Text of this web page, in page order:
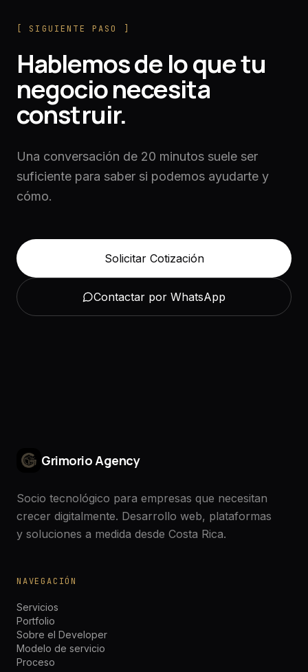
[ SIGUIENTE PASO ]
Hablemos de lo que tu
negocio necesita
construir.
Una conversación de 20 minutos suele ser
suficiente para saber si podemos ayudarte y
cómo.
Solicitar Cotización
Contactar por WhatsApp
Grimorio Agency
Socio tecnológico para empresas que necesitan
crecer digitalmente. Desarrollo web, plataformas
y soluciones a medida desde Costa Rica.
NAVEGACIÓN
Servicios
Portfolio
Sobre el Developer
Modelo de servicio
Proceso